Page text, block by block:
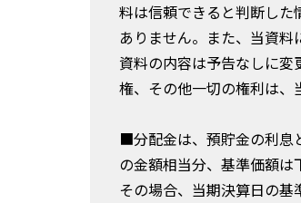
料は信頼できると判断し
ありません。また、当資
資料の内容は予告なしに
権、その他一切の権利は、
■分配金は、預貯金の利息
の金額相当分、基準価額は
その場合、当期決算日の